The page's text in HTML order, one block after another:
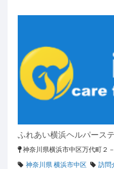
ふれあい横浜ヘルパース
神奈川県横浜市中区万代町２
神奈川県 横浜市中区
訪問